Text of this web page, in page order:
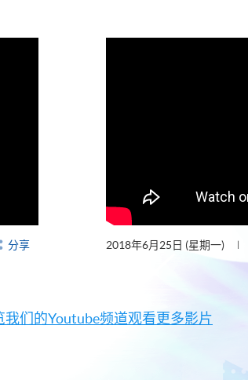
分享 2018年6月25日 (星期一)
我们的Youtube频道观看更多影片